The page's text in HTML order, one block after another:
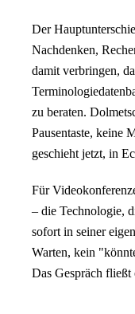
Der
Nachdenken,
damit verbringen,
zu beraten.
Pausentaste, keine
geschieht jetzt, in
Für
– die Technologie,
sofort in seiner
Warten, kein
Das Gespräch fließt